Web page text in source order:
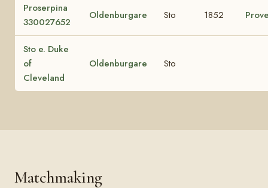
Proserpina
330027652
Oldenburgare Sto 1852
Sto e. Duke
of
Cleveland
Oldenburgare Sto
Matchmaking